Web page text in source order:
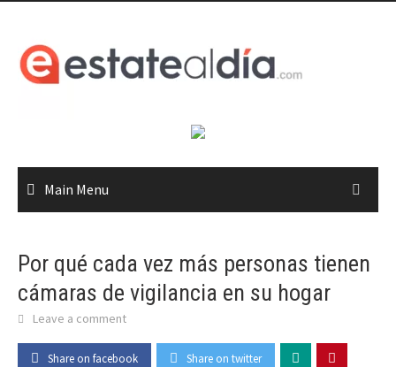
content
Main Menu
Por qué cada vez más personas tienen
cámaras de vigilancia en su hogar
Leave a comment
Share on facebook Share on twitter